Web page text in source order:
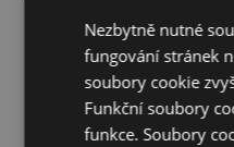
Vhodné do myčky:Ano
Objem:TBC
Sezónní svátek/
Doplňující informace:
Nezbytně nutné
fungování stránek
soubory cookie
Funkční soubory
funkce. Soubory